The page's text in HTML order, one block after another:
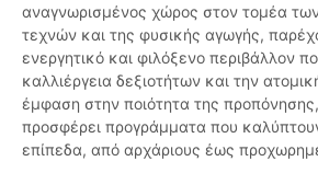
αναγνωρισμένος χώρος στον τομέα
τεχνών και της φυσικής αγωγής,
ενεργητικό και φιλόξενο περιβάλλον
καλλιέργεια δεξιοτήτων και την
έμφαση στην ποιότητα της
προσφέρει προγράμματα που
επίπεδα, από αρχάριους έως